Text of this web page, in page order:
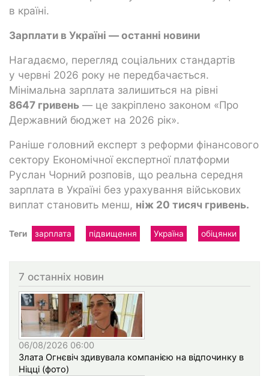
в країні.
Зарплати в Україні — останні новини
Нагадаємо, перегляд соціальних стандартів
у червні 2026 року не передбачається.
Мінімальна зарплата залишиться на рівні
8647 гривень — це закріплено законом «Про
Державний бюджет на 2026 рік».
Раніше головний експерт з реформи фінансового
сектору Економічної експертної платформи
Руслан Чорний розповів, що реальна середня
зарплата в Україні без урахування військових
виплат становить менш, ніж 20 тисяч гривень.
Теги зарплата підвищення Україна обіцянки
7 останніх новин
06/08/2026 06:00
Злата Огнєвіч здивувала компанією на відпочинку в
Ніцці (фото)